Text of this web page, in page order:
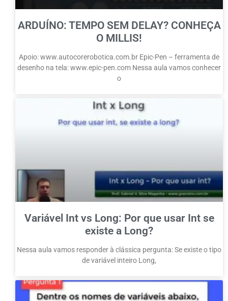
ARDUÍNO: TEMPO SEM DELAY? CONHEÇA
O MILLIS!
Apoio: www.autocorerobotica.com.br Epic-Pen – ferramenta de
desenho na tela: www.epic-pen.com Nessa aula vamos conhecer
o
Variável Int vs Long: Por que usar Int se
existe a Long?
Nessa aula vamos responder à clássica pergunta: Se existe o tipo
de variável inteiro Long,